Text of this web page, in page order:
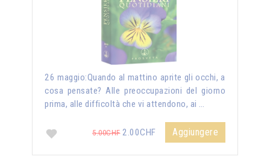
26 maggio:Quando al mattino aprite gli occhi, a
cosa pensate? Alle preoccupazioni del giorno
prima, alle difficoltà che vi attendono, ai …
5.00CHF2.00CHF Aggiungere